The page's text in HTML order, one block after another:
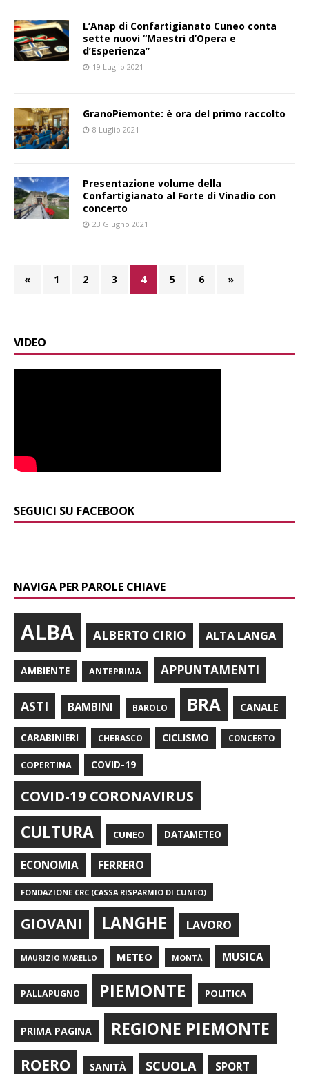
L’Anap di Confartigianato Cuneo conta
sette nuovi “Maestri d’Opera e
d’Esperienza”
19 Luglio 2021
GranoPiemonte: è ora del primo raccolto
8 Luglio 2021
Presentazione volume della
Confartigianato al Forte di Vinadio con
concerto
23 Giugno 2021
« 1 2 3 4 5 6 »
VIDEO
SEGUICI SU FACEBOOK
NAVIGA PER PAROLE CHIAVE
ALBA ALBERTO CIRIO ALTA LANGA
AMBIENTE ANTEPRIMA APPUNTAMENTI
ASTI BAMBINI BAROLO BRA CANALE
CARABINIERI CHERASCO CICLISMO CONCERTO
COPERTINA COVID-19
COVID-19 CORONAVIRUS
CULTURA CUNEO DATAMETEO
ECONOMIA FERRERO
FONDAZIONE CRC (CASSA RISPARMIO DI CUNEO)
GIOVANI LANGHE LAVORO
MAURIZIO MARELLO METEO MONTÀ MUSICA
PALLAPUGNO PIEMONTE POLITICA
PRIMA PAGINA REGIONE PIEMONTE
ROERO SANITÀ SCUOLA SPORT